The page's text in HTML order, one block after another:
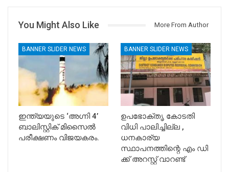
You Might Also Like More From Author
BANNER SLIDER NEWS
ഇന്ത്യയുടെ ‘അഗ്നി 4’
ബാലിസ്റ്റിക് മിസൈൽ
പരീക്ഷണം വിജയകരം.
BANNER SLIDER NEWS
ഉപഭോക്തൃ കോടതി
വിധി പാലിച്ചില്ല ,
ധനകാര്യ
സ്ഥാപനത്തിന്റെ എം ഡി
ക്ക് അറസ്റ്റ് വാറണ്ട്